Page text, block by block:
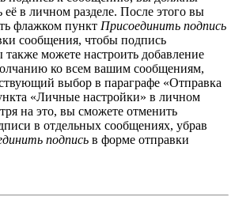
её в личном разделе. После этого вы
флажком пункт Присоединить подпись
сообщения, чтобы подпись
также можете настроить добавление
ко всем вашим сообщениям,
выбор в параграфе «Отправка
«Личные настройки» в личном
на это, вы сможете отменить
в отдельных сообщениях, убрав
подпись в форме отправки